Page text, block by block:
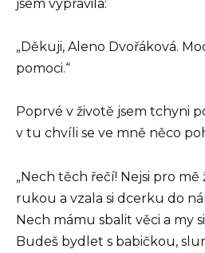
jsem vypravila:
„Děkuji, Aleno Dvořáková.
pomoci.“
Poprvé v životě jsem tchyni
v tu chvíli se ve mně něco
„Nech těch řečí! Nejsi pro mě
rukou a vzala si dcerku do
Nech mámu sbalit věci a my
Budeš bydlet s babičkou,